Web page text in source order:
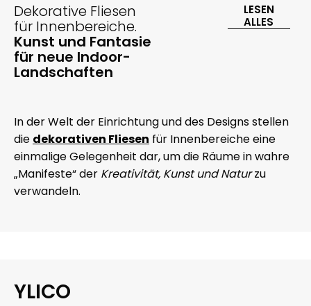
Dekorative Fliesen
für Innenbereiche.
Kunst und Fantasie
für neue Indoor-
Landschaften
LESEN
ALLES
In der Welt der Einrichtung und des Designs stellen
die dekorativen Fliesen für Innenbereiche eine
einmalige Gelegenheit dar, um die Räume in wahre
„Manifeste“ der Kreativität, Kunst und Naturzu
verwandeln.
YLICO